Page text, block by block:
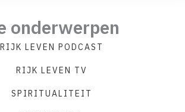
onderwerpen
RIJK LEVEN PODCAST
RIJK LEVEN TV
SPIRITUALITEIT